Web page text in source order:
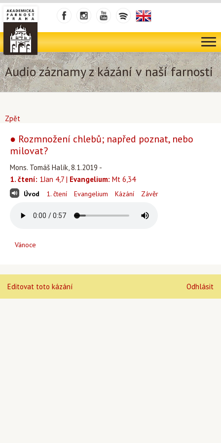
Audio záznamy z kázání v naší farnosti
Zpět
● Rozmnožení chlebů; napřed poznat, nebo
milovat?
Mons. Tomáš Halík, 8.1.2019 -
1. čtení: 1Jan 4,7 | Evangelium: Mt 6,34
Úvod 1. čtení Evangelium Kázání Závěr
Vánoce
Editovat toto kázání Odhlásit